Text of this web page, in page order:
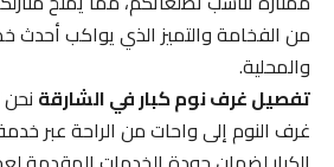
من الفخامة والتميز الذي يواكب أحدث
والمحلية.
تفصيل غرف نوم كبار في الشارقةنحن
غرف النوم إلى واحات من الراحة عبر